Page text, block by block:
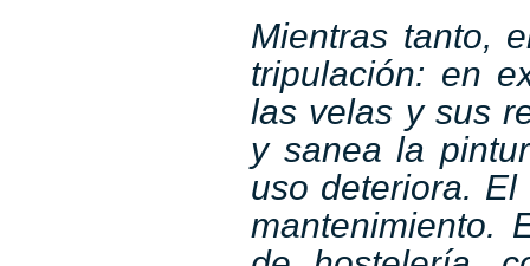
Mientras tanto,
tripulación: en
las velas y sus
y sanea la
uso deteriora.
mantenimiento.